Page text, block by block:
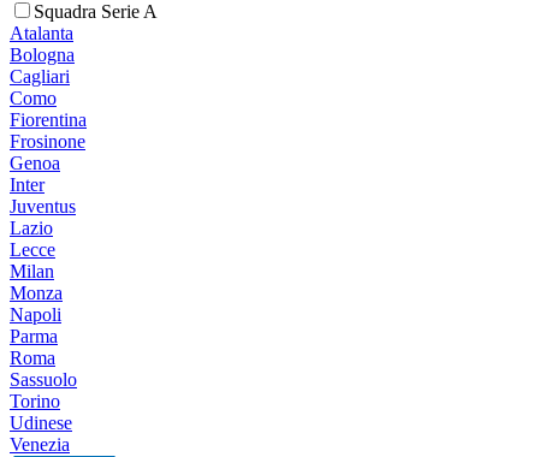
Squadra Serie A
Atalanta
Bologna
Cagliari
Como
Fiorentina
Frosinone
Genoa
Inter
Juventus
Lazio
Lecce
Milan
Monza
Napoli
Parma
Roma
Sassuolo
Torino
Udinese
Venezia